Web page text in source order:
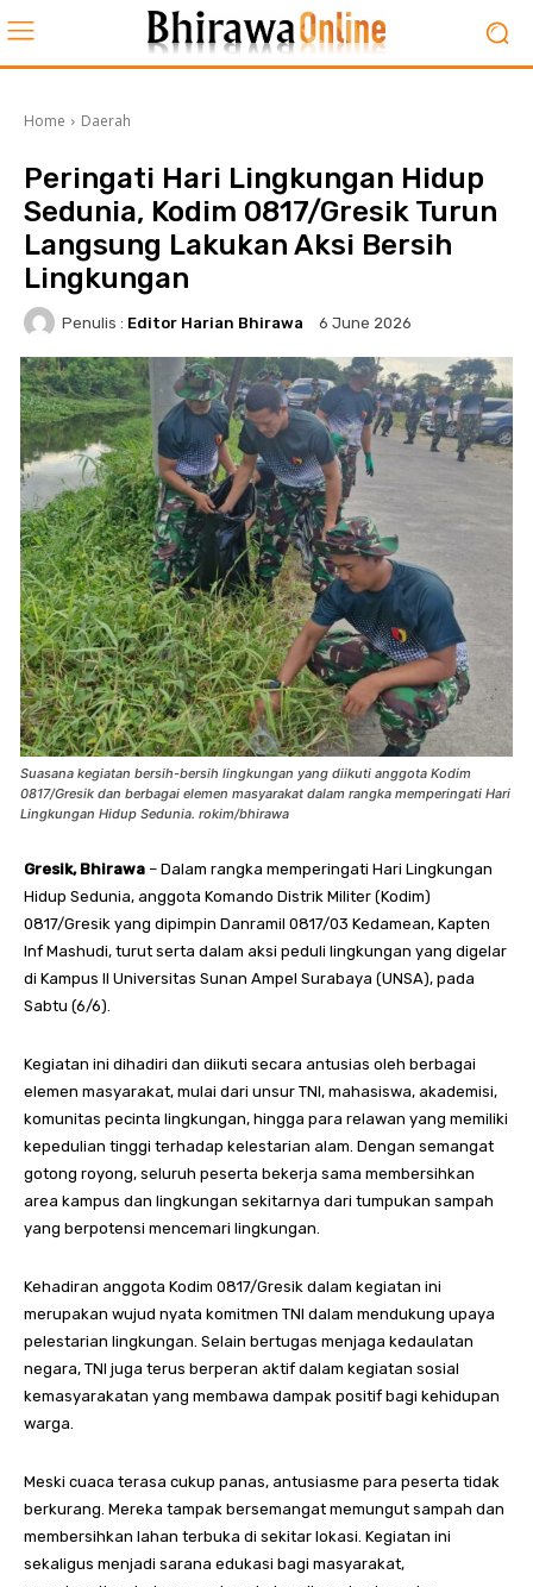
Home Daerah
Peringati Hari Lingkungan Hidup
Sedunia, Kodim 0817/Gresik Turun
Langsung Lakukan Aksi Bersih
Lingkungan
Penulis : Editor Harian Bhirawa 6 June 2026
Suasana kegiatan bersih-bersih lingkungan yang diikuti anggota Kodim
0817/Gresik dan berbagai elemen masyarakat dalam rangka memperingati Hari
Lingkungan Hidup Sedunia. rokim/bhirawa
Gresik, Bhirawa – Dalam rangka memperingati Hari Lingkungan
Hidup Sedunia, anggota Komando Distrik Militer (Kodim)
0817/Gresik yang dipimpin Danramil 0817/03 Kedamean, Kapten
Inf Mashudi, turut serta dalam aksi peduli lingkungan yang digelar
di Kampus II Universitas Sunan Ampel Surabaya (UNSA), pada
Sabtu (6/6).
Kegiatan ini dihadiri dan diikuti secara antusias oleh berbagai
elemen masyarakat, mulai dari unsur TNI, mahasiswa, akademisi,
komunitas pecinta lingkungan, hingga para relawan yang memiliki
kepedulian tinggi terhadap kelestarian alam. Dengan semangat
gotong royong, seluruh peserta bekerja sama membersihkan
area kampus dan lingkungan sekitarnya dari tumpukan sampah
yang berpotensi mencemari lingkungan.
Kehadiran anggota Kodim 0817/Gresik dalam kegiatan ini
merupakan wujud nyata komitmen TNI dalam mendukung upaya
pelestarian lingkungan. Selain bertugas menjaga kedaulatan
negara, TNI juga terus berperan aktif dalam kegiatan sosial
kemasyarakatan yang membawa dampak positif bagi kehidupan
warga.
Meski cuaca terasa cukup panas, antusiasme para peserta tidak
berkurang. Mereka tampak bersemangat memungut sampah dan
membersihkan lahan terbuka di sekitar lokasi. Kegiatan ini
sekaligus menjadi sarana edukasi bagi masyarakat,